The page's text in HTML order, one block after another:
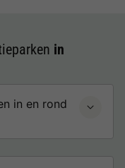
in
in en rond